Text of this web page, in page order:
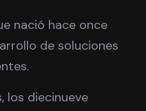
nació hace once
de soluciones
los diecinueve